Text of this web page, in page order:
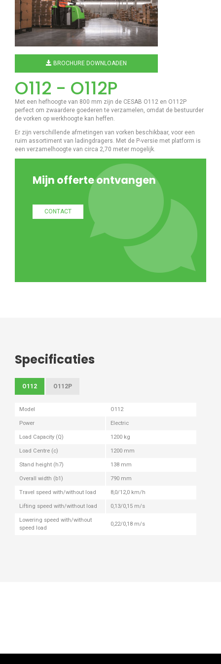
BROCHURE DOWNLOADEN
O112 - O112P
Met een hefhoogte van 800 mm zijn de CESAB O112 en O112P
perfect om zwaardere goederen te verzamelen, omdat de bestuurder
de vorken op werkhoogte kan heffen.
Er zijn verschillende afmetingen van vorken beschikbaar, voor een
ruim assortiment van ladingdragers. Met de P-versie met platform is
een verzamelhoogte van circa 2,70 meter mogelijk.
Mijn offerte ontvangen
CONTACT
Specificaties
O112 O112P
Model O112
Power Electric
Load Capacity (Q) 1200 kg
Load Centre (c) 1200 mm
Stand height (h7) 138 mm
Overall width (b1) 790 mm
Travel speed with/without load 8,0/12,0 km/h
Lifting speed with/without load 0,13/0,15 m/s
Lowering speed with/without
speed load
0,22/0,18 m/s